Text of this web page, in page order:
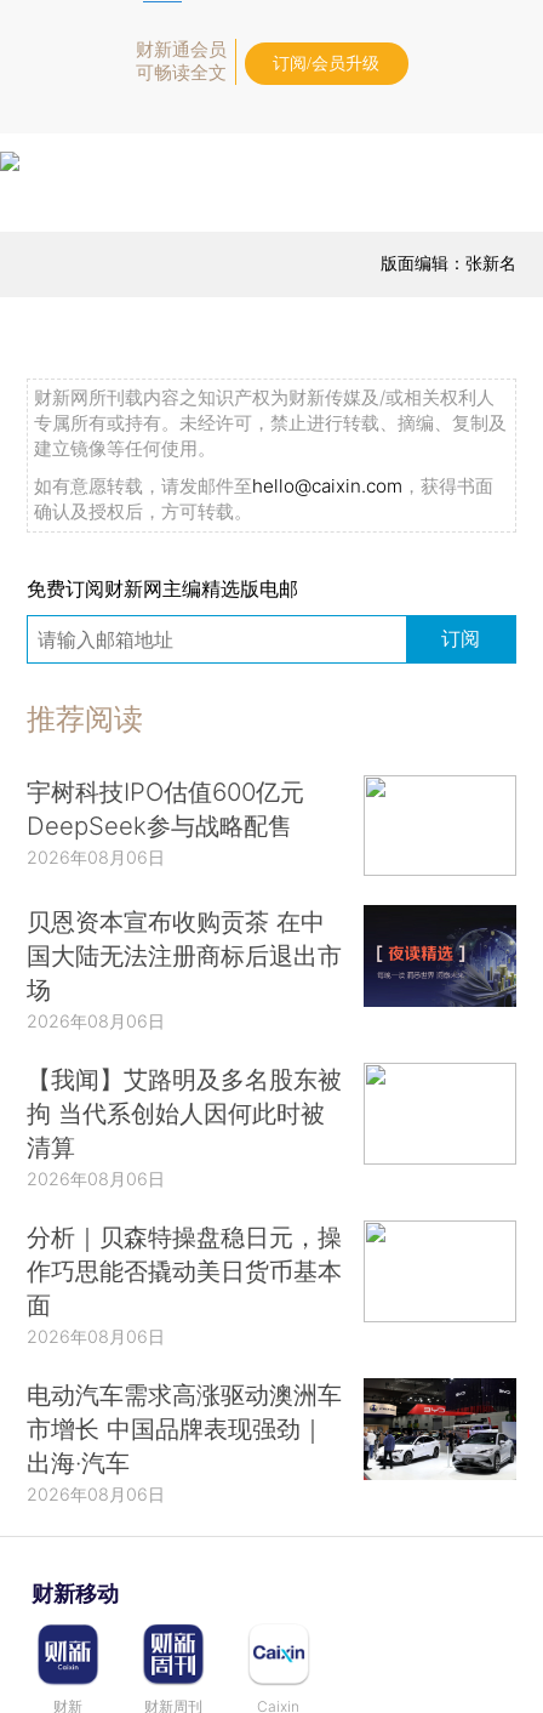
财新通会员
可畅读全文
订阅/会员升级
版面编辑：张新名
财新网所刊载内容之知识产权为财新传媒及/或相关权利人
专属所有或持有。未经许可，禁止进行转载、摘编、复制及
建立镜像等任何使用。
如有意愿转载，请发邮件至hello@caixin.com ，获得书面
确认及授权后，方可转载。
免费订阅财新网主编精选版电邮
订阅
推荐阅读
宇树科技IPO估值600亿元
DeepSeek参与战略配售
2026年08月06日
贝恩资本宣布收购贡茶 在中
国大陆无法注册商标后退出市
场
2026年08月06日
【我闻】艾路明及多名股东被
拘 当代系创始人因何此时被
清算
2026年08月06日
分析｜贝森特操盘稳日元，操
作巧思能否撬动美日货币基本
面
2026年08月06日
电动汽车需求高涨驱动澳洲车
市增长 中国品牌表现强劲｜
出海·汽车
2026年08月06日
财新移动
财新 财新周刊 Caixin